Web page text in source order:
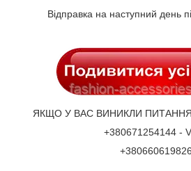
Відправка на наступний день
ЯКЩО У ВАС ВИНИКЛИ
+380671254144 -
+380660619826